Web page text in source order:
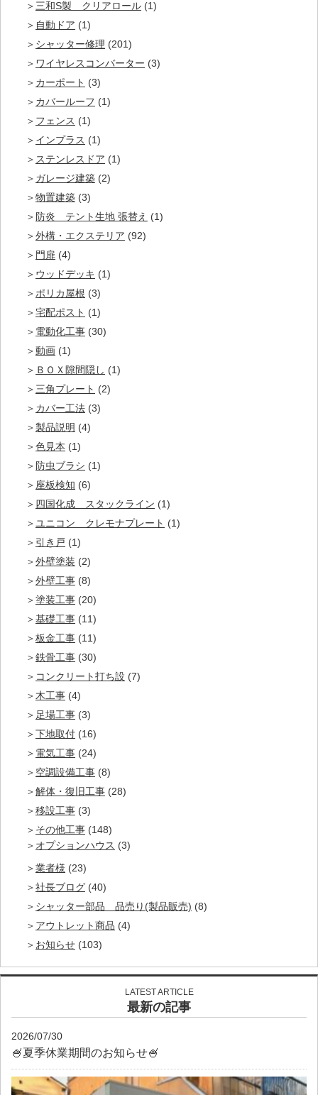
三和S製 クリアロール (1)
自動ドア (1)
シャッター修理 (201)
ワイヤレスコンバーター (3)
カーポート (3)
カバールーフ (1)
フェンス (1)
インプラス (1)
ステンレスドア (1)
ガレージ建築 (2)
物置建築 (3)
防炎 テント生地 張替え (1)
外構・エクステリア (92)
門扉 (4)
ウッドデッキ (1)
ポリカ屋根 (3)
宅配ポスト (1)
電動化工事 (30)
動画 (1)
ＢＯＸ隙間隠し (1)
三角プレート (2)
カバー工法 (3)
製品説明 (4)
色見本 (1)
防虫ブラシ (1)
座板検知 (6)
四国化成 スタックライン (1)
ユニコン クレモナプレート (1)
引き戸 (1)
外壁塗装 (2)
外壁工事 (8)
塗装工事 (20)
基礎工事 (11)
板金工事 (11)
鉄骨工事 (30)
コンクリート打ち設 (7)
木工事 (4)
足場工事 (3)
下地取付 (16)
電気工事 (24)
空調設備工事 (8)
解体・復旧工事 (28)
移設工事 (3)
その他工事 (148)
オプションハウス (3)
業者様 (23)
社長ブログ (40)
シャッター部品 品売り(製品販売) (8)
アウトレット商品 (4)
お知らせ (103)
LATEST ARTICLE
最新の記事
2026/07/30
🍧夏季休業期間のお知らせ🍧